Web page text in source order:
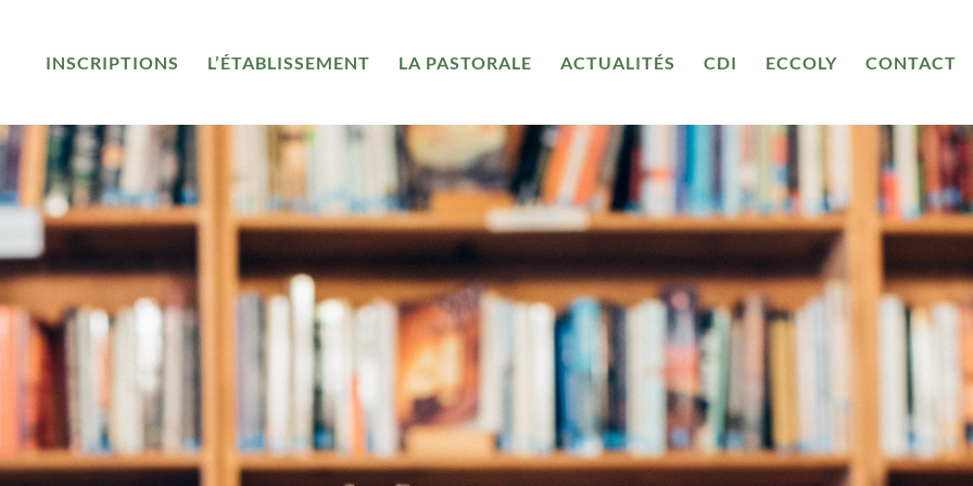
INSCRIPTIONS L’ÉTABLISSEMENT LA PASTORALE ACTUALITÉS CDI ECCOLY CONTACT